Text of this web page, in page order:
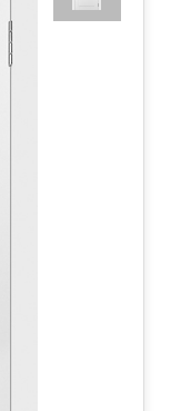
эмаль